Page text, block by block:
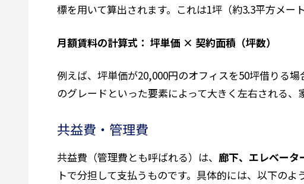
標を用いて算出されます。これは1坪（約3.3平方メー
月額賃料の計算式： 坪単価 × 契約面積（坪数）
例えば、坪単価が20,000円のオフィスを50坪借りる
のグレードといった要素によって大きく左右される、
共益費・管理費
共益費（管理費とも呼ばれる）は、 廊下、エレベータ
トで分担して支払うものです。具体的には、以下のよ